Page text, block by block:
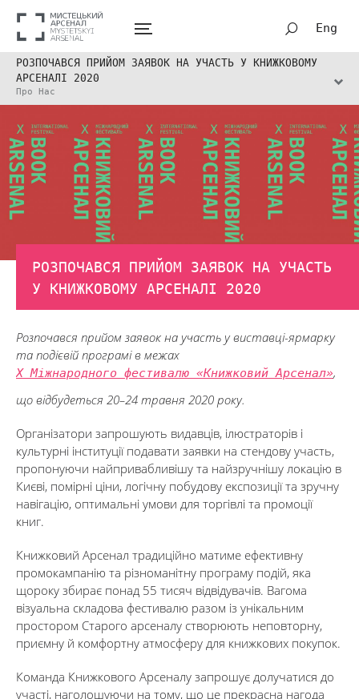
Eng
РОЗПОЧАВСЯ ПРИЙОМ ЗАЯВОК НА УЧАСТЬ У КНИЖКОВОМУ
АРСЕНАЛІ 2020
Про Нас
РОЗПОЧАВСЯ ПРИЙОМ ЗАЯВОК НА УЧАСТЬ
У КНИЖКОВОМУ АРСЕНАЛІ 2020
Розпочався прийом заявок на участь у виставці-ярмарку
та подієвій програмі в межах
Х Міжнародного фестивалю «Книжковий Арсенал»,
що відбудеться 20–24 травня 2020 року.
Організатори запрошують видавців, ілюстраторів і
культурні інституції подавати заявки на стендову участь,
пропонуючи найпривабливішу та найзручнішу локацію в
Києві, помірні ціни, логічну побудову експозиції та зручну
навігацію, оптимальні умови для торгівлі та промоції
книг.
Книжковий Арсенал традиційно матиме ефективну
промокампанію та різноманітну програму подій, яка
щороку збирає понад 55 тисяч відвідувачів. Вагома
візуальна складова фестивалю разом із унікальним
простором Старого арсеналу створюють неповторну,
приємну й комфортну атмосферу для книжкових покупок.
Команда Книжкового Арсеналу запрошує долучатися до
участі, наголошуючи на тому, що це прекрасна нагода